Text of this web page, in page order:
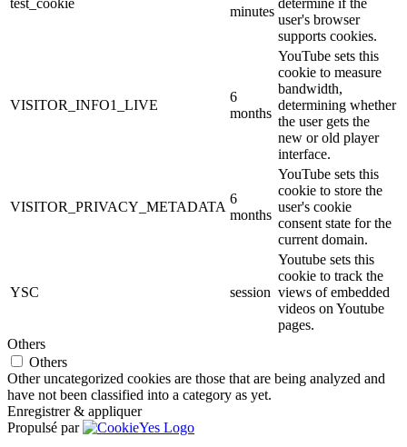
test_cookie
minutes
determine if the
user's browser
supports cookies.
VISITOR_INFO1_LIVE
6
months
YouTube sets this
cookie to measure
bandwidth,
determining whether
the user gets the
new or old player
interface.
VISITOR_PRIVACY_METADATA
6
months
YouTube sets this
cookie to store the
user's cookie
consent state for the
current domain.
YSC session
Youtube sets this
cookie to track the
views of embedded
videos on Youtube
pages.
Others
Others
Other uncategorized cookies are those that are being analyzed and
have not been classified into a category as yet.
Enregistrer & appliquer
Propulsé par